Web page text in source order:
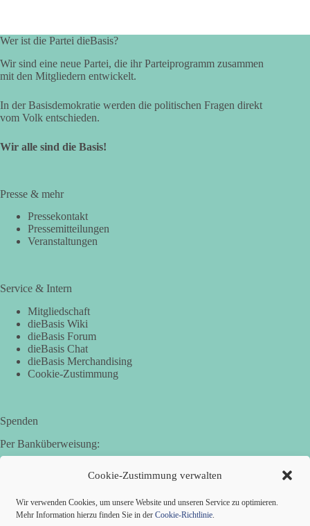
Cookie-Zustimmung verwalten
Wir verwenden Cookies, um unsere Website und unseren Service zu optimieren.
Mehr Information hierzu finden Sie in der Cookie-Richtlinie.
Wer ist die Partei dieBasis?
Wir sind eine neue Partei, die ihr Parteiprogramm zusammen
mit den Mitgliedern entwickelt.
In der Basisdemokratie werden die politischen Fragen direkt
vom Volk entschieden.
Wir alle sind die Basis!
Presse & mehr
Pressekontakt
Pressemitteilungen
Veranstaltungen
Service & Intern
Mitgliedschaft
dieBasis Wiki
dieBasis Forum
dieBasis Chat
dieBasis Merchandising
Cookie-Zustimmung
Spenden
Per Banküberweisung:
Basisdemokratische Partei Deutschland in Bayern e.V.
IBAN: DE95 7205 1210 0006 3365 31
BIC: BYLADEM1AIC